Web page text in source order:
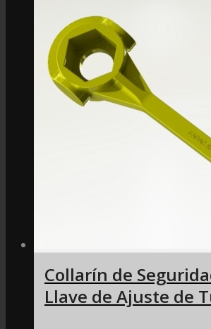
Collarín de
Llave de Ajuste de